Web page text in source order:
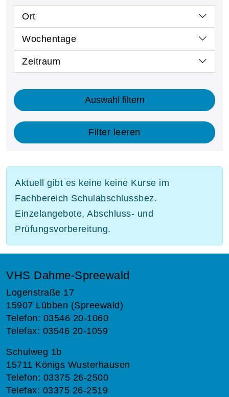
Ort
Wochentage
Zeitraum
Auswahl filtern
Filter leeren
Aktuell gibt es keine keine Kurse im
Fachbereich Schulabschlussbez.
Einzelangebote, Abschluss- und
Prüfungsvorbereitung.
VHS Dahme-Spreewald
Logenstraße 17
15907 Lübben (Spreewald)
Telefon: 03546 20-1060
Telefax: 03546 20-1059
Schulweg 1b
15711 Königs Wusterhausen
Telefon: 03375 26-2500
Telefax: 03375 26-2519